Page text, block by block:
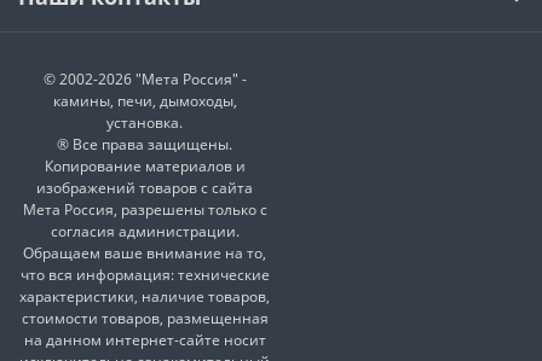
© 2002-2026 "Мета Россия" -
камины, печи, дымоходы,
установка.
® Все права защищены.
Копирование материалов и
изображений товаров с сайта
Мета Россия, разрешены только с
согласия администрации.
Обращаем ваше внимание на то,
что вся информация: технические
характеристики, наличие товаров,
стоимости товаров, размещенная
на данном интернет-сайте носит